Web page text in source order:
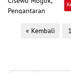
Paginasi
« Kembali 1